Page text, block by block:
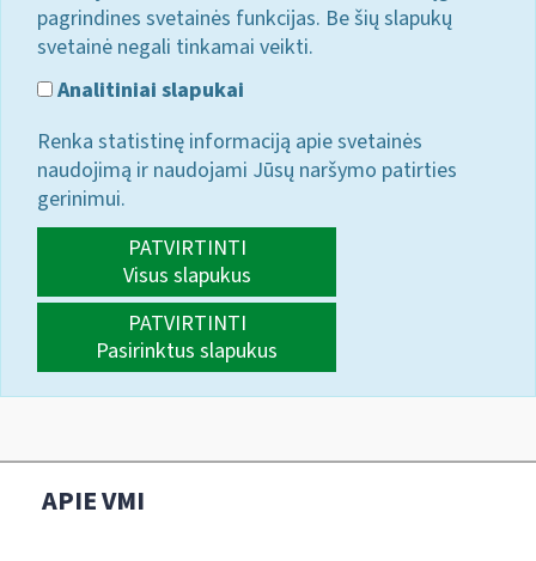
pagrindines svetainės funkcijas. Be šių slapukų
svetainė negali tinkamai veikti.
Analitiniai slapukai
Renka statistinę informaciją apie svetainės
naudojimą ir naudojami Jūsų naršymo patirties
gerinimui.
PATVIRTINTI
Visus slapukus
PATVIRTINTI
Pasirinktus slapukus
APIE VMI